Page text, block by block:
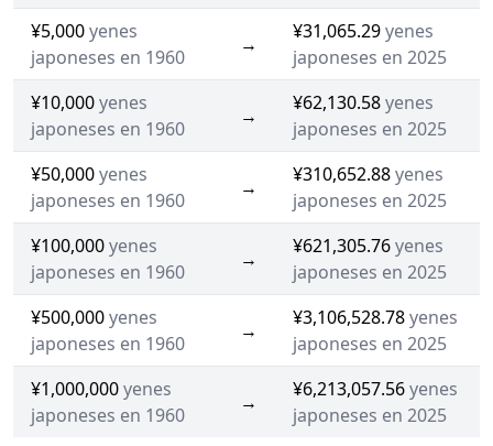
¥5,000yenes
japoneses en 1960
→
¥31,065.29yenes
japoneses en 2025
¥10,000yenes
japoneses en 1960
→
¥62,130.58yenes
japoneses en 2025
¥50,000yenes
japoneses en 1960
→
¥310,652.88yenes
japoneses en 2025
¥100,000yenes
japoneses en 1960
→
¥621,305.76yenes
japoneses en 2025
¥500,000yenes
japoneses en 1960
→
¥3,106,528.78yenes
japoneses en 2025
¥1,000,000yenes
japoneses en 1960
→
¥6,213,057.56yenes
japoneses en 2025